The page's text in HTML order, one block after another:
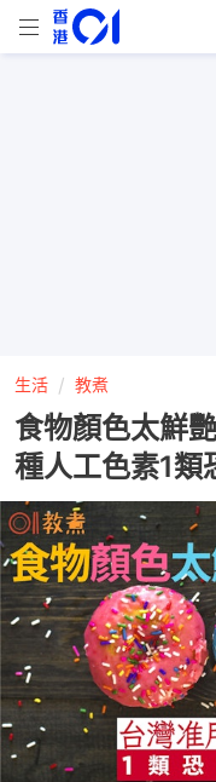
生活 教煮
食物顏色太鮮
種人工色素1類